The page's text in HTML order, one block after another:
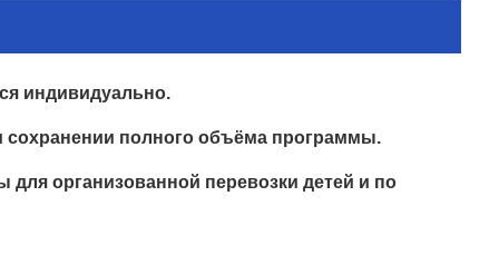
индивидуально.
сохранении полного объёма программы.
организованной перевозки детей и по